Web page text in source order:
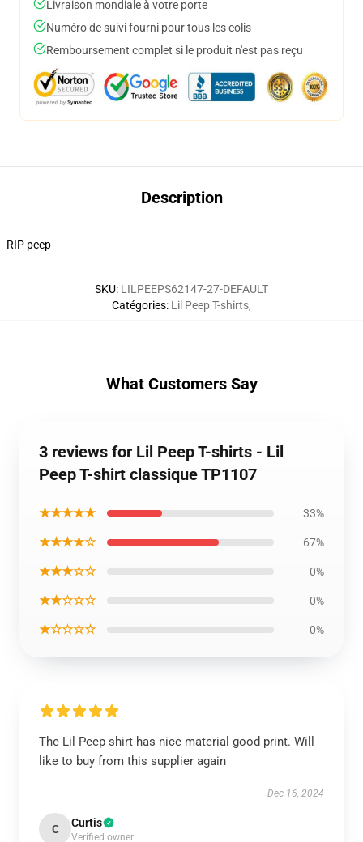
Livraison mondiale à votre porte
Numéro de suivi fourni pour tous les colis
Remboursement complet si le produit n'est pas reçu
Description
RIP peep
SKU: LILPEEPS62147-27-DEFAULT
Catégories: Lil Peep T-shirts,
What Customers Say
3 reviews for Lil Peep T-shirts - Lil
Peep T-shirt classique TP1107
★★★★★ 33%
★★★★☆ 67%
★★★☆☆ 0%
★★☆☆☆ 0%
★☆☆☆☆ 0%
The Lil Peep shirt has nice material good print. Will
like to buy from this supplier again
Dec 16, 2024
C Curtis
Verified owner